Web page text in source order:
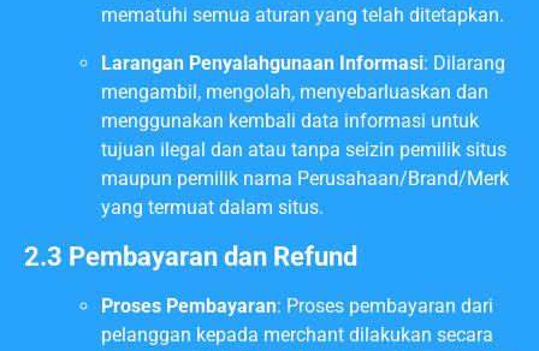
mematuhi semua aturan yang telah ditetapkan.
Larangan Penyalahgunaan Informasi: Dilarang
mengambil, mengolah, menyebarluaskan dan
menggunakan kembali data informasi untuk
tujuan ilegal dan atau tanpa seizin pemilik situs
maupun pemilik nama Perusahaan/Brand/Merk
yang termuat dalam situs.
2.3 Pembayaran dan Refund
Proses Pembayaran: Proses pembayaran dari
pelanggan kepada merchant dilakukan secara